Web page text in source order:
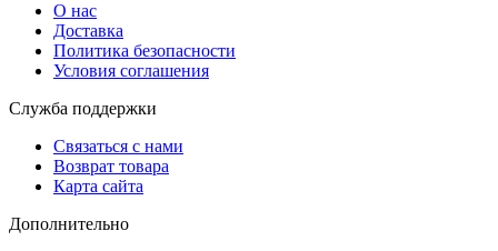
О нас
Доставка
Политика безопасности
Условия соглашения
Служба поддержки
Связаться с нами
Возврат товара
Карта сайта
Дополнительно